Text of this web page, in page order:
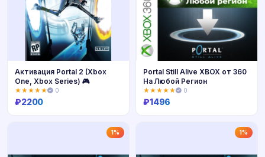
Активация Portal 2 (Xbox
One, Xbox Series) 🎮
★★★★★ 0
₽2200
Portal Still Alive XBOX от 360
На Любой Регион
★★★★★ 0
₽1496
1% 1%